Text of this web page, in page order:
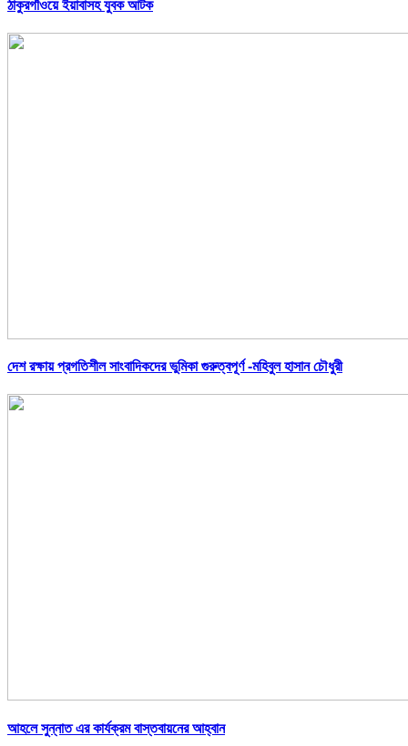
ঠাকুরগাঁওয়ে ইয়াবাসহ যুবক আটক
দেশ রক্ষায় প্রগতিশীল সাংবাদিকদের ভুমিকা গুরুত্বপূর্ণ -মহিবুল হাসান চৌধুরী
আহলে সুন্নাত এর কার্যক্রম বাস্তবায়নের আহ্বান